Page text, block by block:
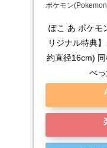
ポケモン
ぽこ あ ポケモ
リジナル特典
約直径16cm)
べ